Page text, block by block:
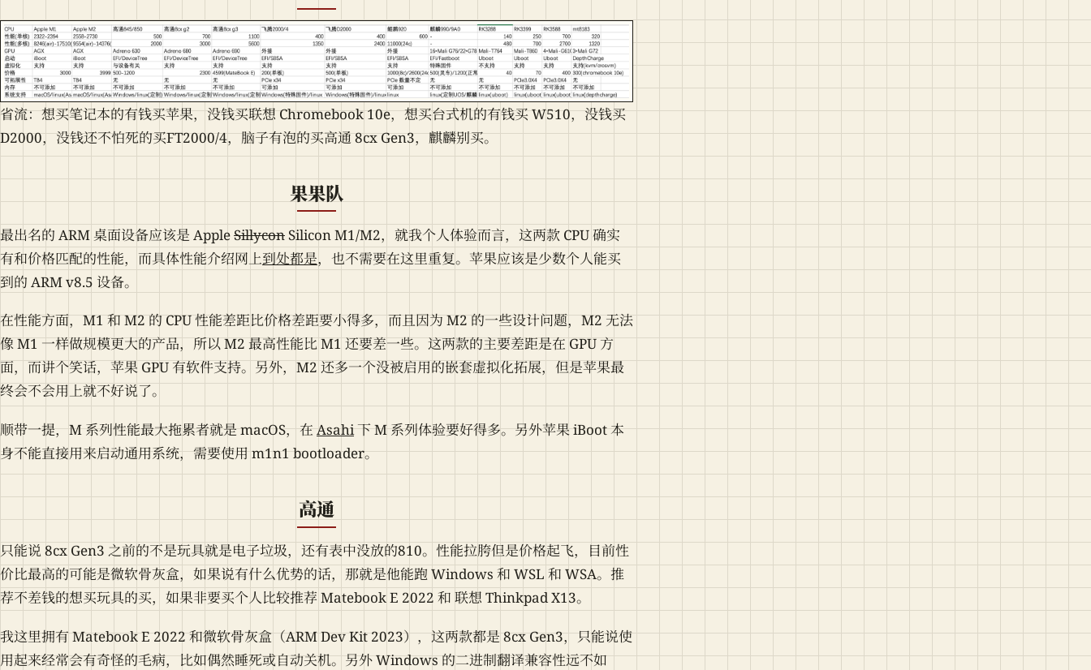
省流：想买笔记本的有钱买苹果，没钱买联想 Chromebook 10e，想买台式机的有钱买 W510，没钱买
D2000，没钱还不怕死的买FT2000/4，脑子有泡的买高通 8cx Gen3，麒麟别买。
果果队
最出名的 ARM 桌面设备应该是 AppleSillycon Silicon M1/M2，就我个人体验而言，这两款 CPU 确实
有和价格匹配的性能，而具体性能介绍网上到处都是，也不需要在这里重复。苹果应该是少数个人能买
到的 ARM v8.5 设备。
在性能方面，M1 和 M2 的 CPU 性能差距比价格差距要小得多，而且因为 M2 的一些设计问题，M2 无法
像 M1 一样做规模更大的产品，所以 M2 最高性能比 M1 还要差一些。这两款的主要差距是在 GPU 方
面，而讲个笑话，苹果 GPU 有软件支持。另外，M2 还多一个没被启用的嵌套虚拟化拓展，但是苹果最
终会不会用上就不好说了。
顺带一提，M 系列性能最大拖累者就是 macOS，在Asahi下 M 系列体验要好得多。另外苹果 iBoot 本
身不能直接用来启动通用系统，需要使用 m1n1 bootloader。
高通
只能说 8cx Gen3 之前的不是玩具就是电子垃圾，还有表中没放的810。性能拉胯但是价格起飞，目前性
价比最高的可能是微软骨灰盒，如果说有什么优势的话，那就是他能跑 Windows 和 WSL 和 WSA。推
荐不差钱的想买玩具的买，如果非要买个人比较推荐 Matebook E 2022 和 联想 Thinkpad X13。
我这里拥有 Matebook E 2022 和微软骨灰盒（ARM Dev Kit 2023），这两款都是 8cx Gen3，只能说使
用起来经常会有奇怪的毛病，比如偶然睡死或自动关机。另外 Windows 的二进制翻译兼容性远不如